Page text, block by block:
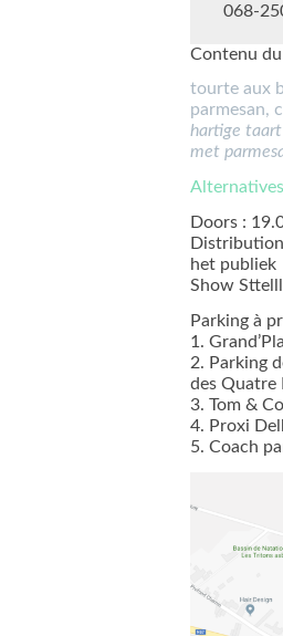
068-
Contenu
tourte aux
parmesan,
hartige taart
met
Doors :
het publiek
Show
Parking à
1.
2. Parking
des Quatre
3. Tom &
4. Proxi
5. Coach